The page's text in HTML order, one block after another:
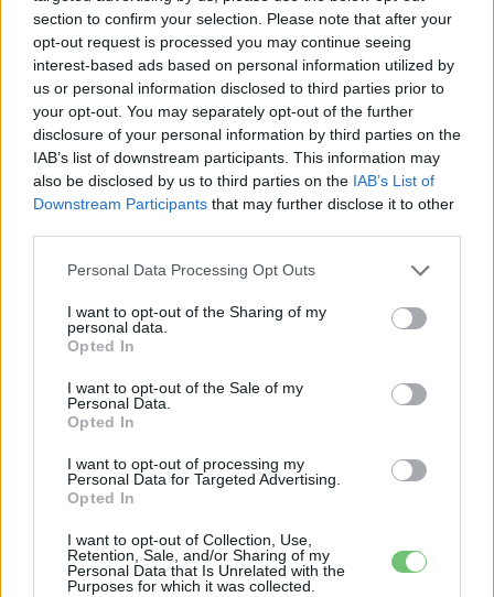
section to confirm your selection. Please note that after your
opt-out request is processed you may continue seeing
interest-based ads based on personal information utilized by
us or personal information disclosed to third parties prior to
your opt-out. You may separately opt-out of the further
disclosure of your personal information by third parties on the
IAB’s list of downstream participants. This information may
also be disclosed by us to third parties on the IAB’s List of
Downstream Participants that may further disclose it to other
Personal Data Processing Opt Outs
I want to opt-out of the Sharing of my
personal data.
Opted In
I want to opt-out of the Sale of my
Personal Data.
Opted In
I want to opt-out of processing my
Personal Data for Targeted Advertising.
Opted In
I want to opt-out of Collection, Use,
Retention, Sale, and/or Sharing of my
Personal Data that Is Unrelated with the
Purposes for which it was collected.
Elektromos
autó
Búcsúzik az EQ modellnevektől a
Mercedes-Benz
Elektromos
autó
Többé válni: az elektromos prémium
autózás új szintre emel
Megkezdődött a Mercedes elektromos
luxus SUV-jának a gyártása